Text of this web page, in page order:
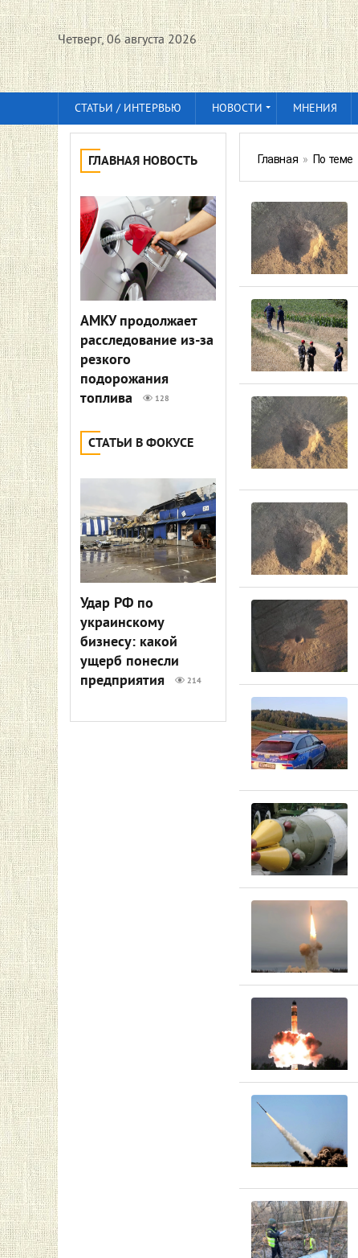
Четверг, 06 августа 2026
СТАТЬИ / ИНТЕРВЬЮ НОВОСТИ МНЕНИЯ
ГЛАВНАЯ НОВОСТЬ
АМКУ продолжает
расследование из-за
резкого
подорожания
топлива
128
СТАТЬИ В ФОКУСЕ
Удар РФ по
украинскому
бизнесу: какой
ущерб понесли
предприятия
214
Главная » По теме